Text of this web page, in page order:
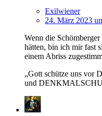
Exilwiener
24. März 2023
Wenn die
hätten, bin ich mir fast
einem Abriss
„Gott schütze uns vor
und